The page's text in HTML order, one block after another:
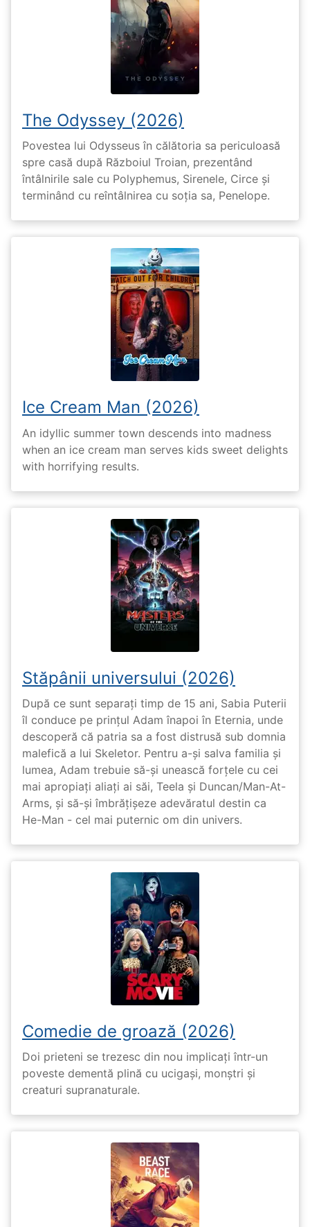
The Odyssey (2026)
Povestea lui Odysseus în călătoria sa periculoasă
spre casă după Războiul Troian, prezentând
întâlnirile sale cu Polyphemus, Sirenele, Circe și
terminând cu reîntâlnirea cu soția sa, Penelope.
Ice Cream Man (2026)
An idyllic summer town descends into madness
when an ice cream man serves kids sweet delights
with horrifying results.
Stăpânii universului (2026)
După ce sunt separați timp de 15 ani, Sabia Puterii
îl conduce pe prințul Adam înapoi în Eternia, unde
descoperă că patria sa a fost distrusă sub domnia
malefică a lui Skeletor. Pentru a-și salva familia și
lumea, Adam trebuie să-și unească forțele cu cei
mai apropiați aliați ai săi, Teela și Duncan/Man-At-
Arms, și să-și îmbrățișeze adevăratul destin ca
He-Man - cel mai puternic om din univers.
Comedie de groază (2026)
Doi prieteni se trezesc din nou implicați într-un
poveste dementă plină cu ucigași, monștri și
creaturi supranaturale.